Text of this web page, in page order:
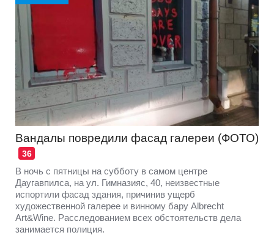
Вандалы повредили фасад галереи (ФОТО)
36
В ночь с пятницы на субботу в самом центре
Даугавпилса, на ул. Гимназияс, 40, неизвестные
испортили фасад здания, причинив ущерб
художественной галерее и винному бару Albrecht
Art&Wine. Расследованием всех обстоятельств дела
занимается полиция.